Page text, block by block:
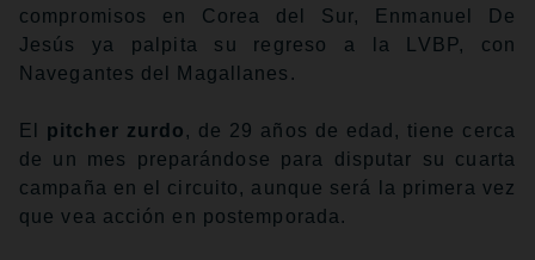
compromisos en Corea del Sur, Enmanuel De
Jesús ya palpita su regreso a la LVBP, con
Navegantes del Magallanes.
El pitcher zurdo , de 29 años de edad, tiene cerca
de un mes preparándose para disputar su cuarta
campaña en el circuito, aunque será la primera vez
que vea acción en postemporada.